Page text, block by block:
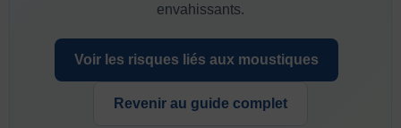
envahissants.
Voir les risques liés aux moustiques
Revenir au guide complet